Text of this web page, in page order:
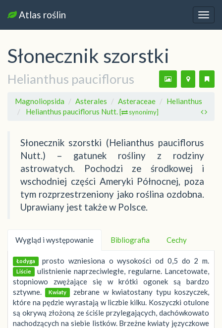
Atlas roślin
Słonecznik szorstki
Helianthus pauciflorus
Magnoliopsida Asterales Asteraceae
Helianthus
Helianthus pauciflorus Nutt. [ synonimy]
Słonecznik szorstki (Helianthus pauciflorus
Nutt.) – gatunek rośliny z rodziny
astrowatych. Pochodzi ze środkowej i
wschodniej części Ameryki Północnej, poza
tym rozprzestrzeniony jako roślina ozdobna.
Uprawiany jest także w Polsce.
Wygląd i występowanie Bibliografia Cechy
Łodyga prosto wzniesiona o wysokości od 0,5 do 2 m.
Liście ulistnienie naprzeciwległe, regularne. Lancetowate,
stopniowo zwężające się w krótki ogonek są bardzo
sztywne.
Kwiaty zebrane w kwiatostany typu koszyczek,
które na pędzie wyrastają w liczbie kilku. Koszyczki otulone
są okrywą złożoną ze ściśle przylegających, dachówkowato
nachodzących na siebie listków. Brzeżne kwiaty języczkowe